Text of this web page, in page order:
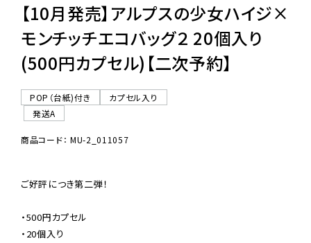
【10月発売】アルプスの少女ハイジ×
モンチッチエコバッグ２ 20個入り
(500円カプセル)【二次予約】
POP（台紙)付き
カプセル入り
発送A
商品コード： MU-2_011057
ご好評につき第二弾！
・500円カプセル
・20個入り